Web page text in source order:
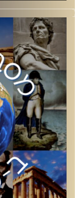
בשנים האחרונות
אירופה ובמזרח
לפריצת מלחמה
ופקיסטן עומדות
לורן דגן עמוס,
באוניברסיטת בר
הסכסוך
קרדיט תמונות: